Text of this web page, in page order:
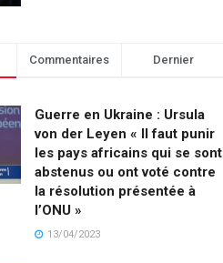
Commentaires Dernier
Guerre en Ukraine : Ursula
von der Leyen « Il faut punir
les pays africains qui se sont
abstenus ou ont voté contre
la résolution présentée à
l’ONU »
13/04/2023